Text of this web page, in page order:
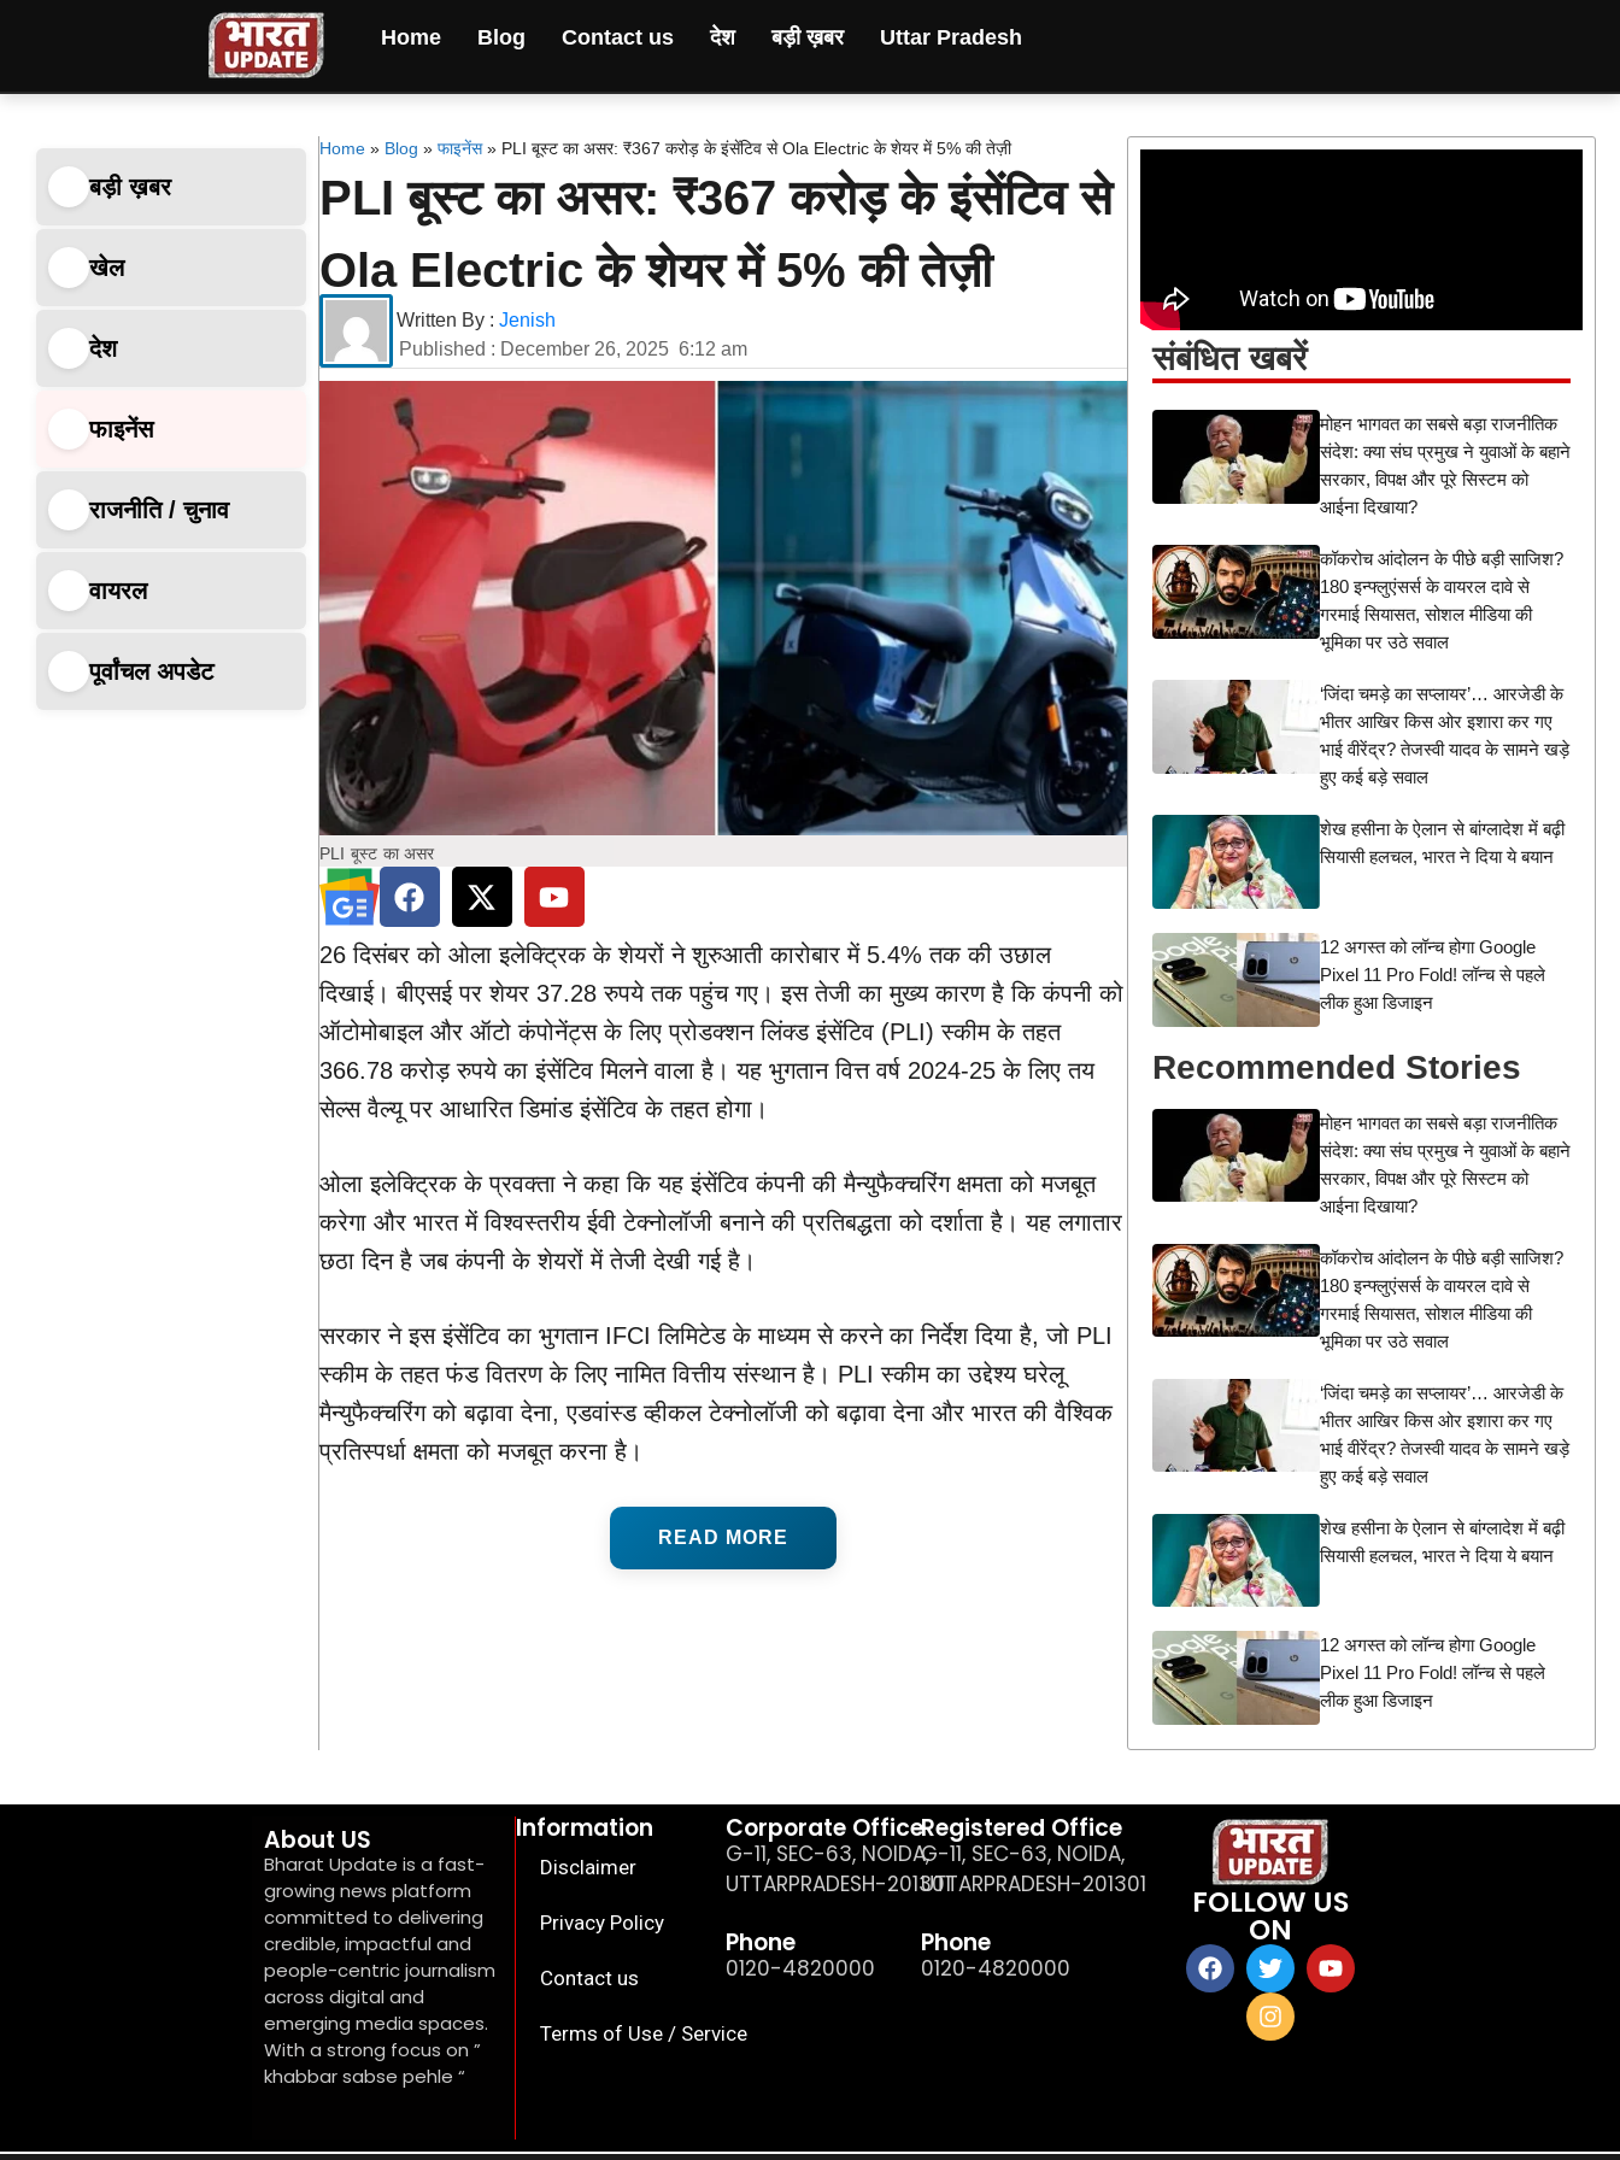
Home Blog Contact us देश बड़ी ख़बर Uttar Pradesh
बड़ी ख़बर
खेल
देश
फाइनेंस
राजनीति / चुनाव
वायरल
पूर्वांचल अपडेट
Home» Blog » फाइनेंस» PLI बूस्ट का असर: ₹367 करोड़ के इंसेंटिव से Ola Electric के शेयर में 5% की तेज़ी
PLI बूस्ट का असर: ₹367 करोड़ के इंसेंटिव से
Ola Electric के शेयर में 5% की तेज़ी
Written By : Jenish
Published : December 26, 2025 6:12 am
PLI बूस्ट का असर
26 दिसंबर को ओला इलेक्ट्रिक के शेयरों ने शुरुआती कारोबार में 5.4% तक की उछाल
दिखाई। बीएसई पर शेयर 37.28 रुपये तक पहुंच गए। इस तेजी का मुख्य कारण है कि कंपनी को
ऑटोमोबाइल और ऑटो कंपोनेंट्स के लिए प्रोडक्शन लिंक्ड इंसेंटिव (PLI) स्कीम के तहत
366.78 करोड़ रुपये का इंसेंटिव मिलने वाला है। यह भुगतान वित्त वर्ष 2024-25 के लिए तय
सेल्स वैल्यू पर आधारित डिमांड इंसेंटिव के तहत होगा।
ओला इलेक्ट्रिक के प्रवक्ता ने कहा कि यह इंसेंटिव कंपनी की मैन्युफैक्चरिंग क्षमता को मजबूत
करेगा और भारत में विश्वस्तरीय ईवी टेक्नोलॉजी बनाने की प्रतिबद्धता को दर्शाता है। यह लगातार
छठा दिन है जब कंपनी के शेयरों में तेजी देखी गई है।
सरकार ने इस इंसेंटिव का भुगतान IFCI लिमिटेड के माध्यम से करने का निर्देश दिया है, जो PLI
स्कीम के तहत फंड वितरण के लिए नामित वित्तीय संस्थान है। PLI स्कीम का उद्देश्य घरेलू
मैन्युफैक्चरिंग को बढ़ावा देना, एडवांस्ड व्हीकल टेक्नोलॉजी को बढ़ावा देना और भारत की वैश्विक
प्रतिस्पर्धा क्षमता को मजबूत करना है।
READ MORE
संबंधित खबरें
मोहन भागवत का सबसे बड़ा राजनीतिक
संदेश: क्या संघ प्रमुख ने युवाओं के बहाने
सरकार, विपक्ष और पूरे सिस्टम को
आईना दिखाया?
कॉकरोच आंदोलन के पीछे बड़ी साजिश?
180 इन्फ्लुएंसर्स के वायरल दावे से
गरमाई सियासत, सोशल मीडिया की
भूमिका पर उठे सवाल
‘जिंदा चमड़े का सप्लायर’… आरजेडी के
भीतर आखिर किस ओर इशारा कर गए
भाई वीरेंद्र? तेजस्वी यादव के सामने खड़े
हुए कई बड़े सवाल
शेख हसीना के ऐलान से बांग्लादेश में बढ़ी
सियासी हलचल, भारत ने दिया ये बयान
12 अगस्त को लॉन्च होगा Google
Pixel 11 Pro Fold! लॉन्च से पहले
लीक हुआ डिजाइन
Recommended Stories
मोहन भागवत का सबसे बड़ा राजनीतिक
संदेश: क्या संघ प्रमुख ने युवाओं के बहाने
सरकार, विपक्ष और पूरे सिस्टम को
आईना दिखाया?
कॉकरोच आंदोलन के पीछे बड़ी साजिश?
180 इन्फ्लुएंसर्स के वायरल दावे से
गरमाई सियासत, सोशल मीडिया की
भूमिका पर उठे सवाल
‘जिंदा चमड़े का सप्लायर’… आरजेडी के
भीतर आखिर किस ओर इशारा कर गए
भाई वीरेंद्र? तेजस्वी यादव के सामने खड़े
हुए कई बड़े सवाल
शेख हसीना के ऐलान से बांग्लादेश में बढ़ी
सियासी हलचल, भारत ने दिया ये बयान
12 अगस्त को लॉन्च होगा Google
Pixel 11 Pro Fold! लॉन्च से पहले
लीक हुआ डिजाइन
About US
Bharat Update is a fast-
growing news platform
committed to delivering
credible, impactful and
people-centric journalism
across digital and
emerging media spaces.
With a strong focus on ”
khabbar sabse pehle “
Information
Disclaimer
Privacy Policy
Contact us
Terms of Use / Service
Corporate Office
G-11, SEC-63, NOIDA,
UTTARPRADESH-201301
Phone
0120-4820000
Registered Office
G-11, SEC-63, NOIDA,
UTTARPRADESH-201301
Phone
0120-4820000
FOLLOW US
ON